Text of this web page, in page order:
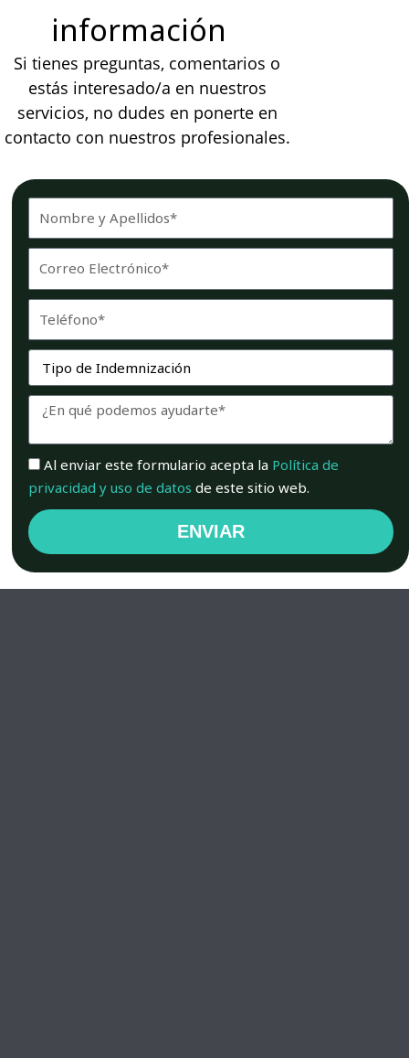
información
Si tienes preguntas, comentarios o
estás interesado/a en nuestros
servicios, no dudes en ponerte en
contacto con nuestros profesionales.
Servicio
Mensaje
Aceptación
Al enviar este formulario acepta la Política de
privacidad y uso de datos de este sitio web.
ENVIAR